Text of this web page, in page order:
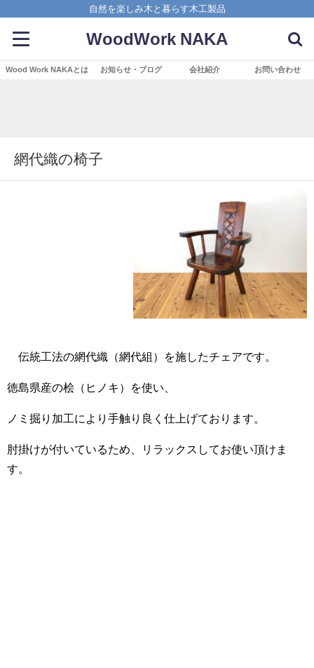
自然を楽しみ木と暮らす木工製品
WoodWork NAKA
Wood Work NAKAとは お知らせ・ブログ 会社紹介 お問い合わせ
網代織の椅子
伝統工法の網代織（網代組）を施したチェアです。
徳島県産の桧（ヒノキ）を使い、
ノミ掘り加工により手触り良く仕上げております。
肘掛けが付いているため、リラックスしてお使い頂けま
す。